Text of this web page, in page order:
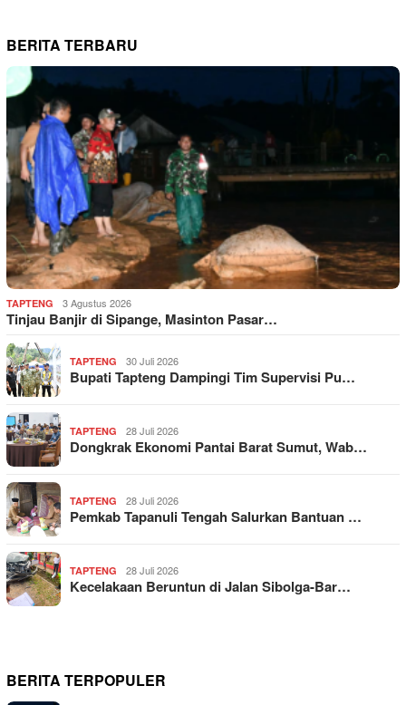
BERITA TERBARU
TAPTENG 3 Agustus 2026
Tinjau Banjir di Sipange, Masinton Pasar…
TAPTENG 30 Juli 2026
Bupati Tapteng Dampingi Tim Supervisi Pu…
TAPTENG 28 Juli 2026
Dongkrak Ekonomi Pantai Barat Sumut, Wab…
TAPTENG 28 Juli 2026
Pemkab Tapanuli Tengah Salurkan Bantuan …
TAPTENG 28 Juli 2026
Kecelakaan Beruntun di Jalan Sibolga-Bar…
BERITA TERPOPULER